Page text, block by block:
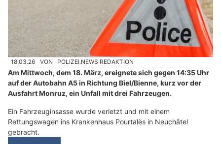
18.03.26 VON POLIZEI.NEWS REDAKTION
Am Mittwoch, dem 18. März, ereignete sich gegen 14:35 Uhr
auf der Autobahn A5 in Richtung Biel/Bienne, kurz vor der
Ausfahrt Monruz, ein Unfall mit drei Fahrzeugen.
Ein Fahrzeuginsasse wurde verletzt und mit einem
Rettungswagen ins Krankenhaus Pourtalès in Neuchâtel
gebracht.